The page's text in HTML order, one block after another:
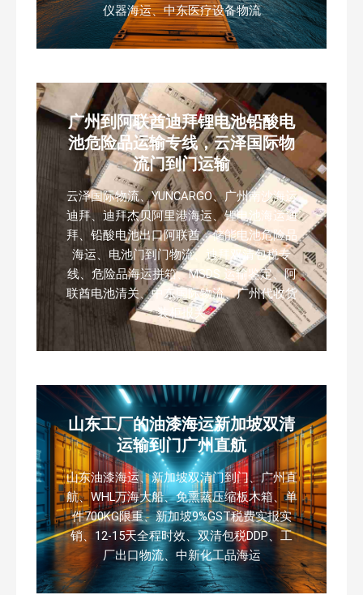
仪器海运、中东医疗设备物流
广州到阿联酋迪拜锂电池铅酸电
池危险品运输专线，云泽国际物
流门到门运输
云泽国际物流、YUNCARGO、广州南沙海运
迪拜、迪拜杰贝阿里港海运、锂电池海运迪
拜、铅酸电池出口阿联酋、储能电池危险品
海运、电池门到门物流、迪拜双清包税专
线、危险品海运拼箱、MSDS 运输鉴定、阿
联酋电池清关、中东国际物流、广州代收货
装柜报关
山东工厂的油漆海运新加坡双清
运输到门广州直航
山东油漆海运、新加坡双清门到门、广州直
航、WHL万海大船、免熏蒸压缩板木箱、单
件700KG限重、新加坡9%GST税费实报实
销、12-15天全程时效、双清包税DDP、工
厂出口物流、中新化工品海运